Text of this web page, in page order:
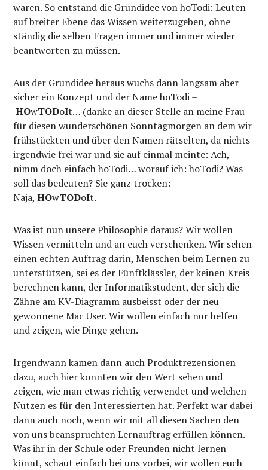
waren. So entstand die Grundidee von hoTodi: Leuten
auf breiter Ebene das Wissen weiterzugeben, ohne
ständig die selben Fragen immer und immer wieder
beantworten zu müssen.
Aus der Grundidee heraus wuchs dann langsam aber
sicher ein Konzept und der Name hoTodi –
HOwTODoIt… (danke an dieser Stelle an meine Frau
für diesen wunderschönen Sonntagmorgen an dem wir
frühstückten und über den Namen rätselten, da nichts
irgendwie frei war und sie auf einmal meinte: Ach,
nimm doch einfach hoTodi… worauf ich: hoTodi? Was
soll das bedeuten? Sie ganz trocken:
Naja,HOwTODoIt.
Was ist nun unsere Philosophie daraus? Wir wollen
Wissen vermitteln und an euch verschenken. Wir sehen
einen echten Auftrag darin, Menschen beim Lernen zu
unterstützen, sei es der Fünftklässler, der keinen Kreis
berechnen kann, der Informatikstudent, der sich die
Zähne am KV-Diagramm ausbeisst oder der neu
gewonnene Mac User. Wir wollen einfach nur helfen
und zeigen, wie Dinge gehen.
Irgendwann kamen dann auch Produktrezensionen
dazu, auch hier konnten wir den Wert sehen und
zeigen, wie man etwas richtig verwendet und welchen
Nutzen es für den Interessierten hat. Perfekt war dabei
dann auch noch, wenn wir mit all diesen Sachen den
von uns beanspruchten Lernauftrag erfüllen können.
Was ihr in der Schule oder Freunden nicht lernen
könnt, schaut einfach bei uns vorbei, wir wollen euch